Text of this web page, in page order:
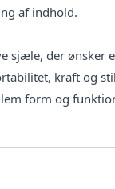
af indhold.
sjæle, der ønsker
kraft og
form og